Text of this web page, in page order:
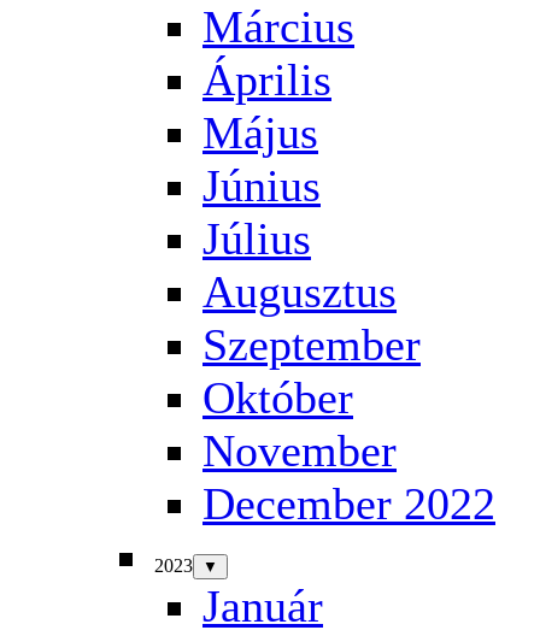
Március
Április
Május
Június
Július
Augusztus
Szeptember
Október
November
December 2022
2023 ▼
Január